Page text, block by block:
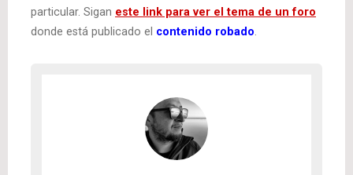
particular. Sigan este link para ver el tema de un foro
donde está publicado el contenido robado.